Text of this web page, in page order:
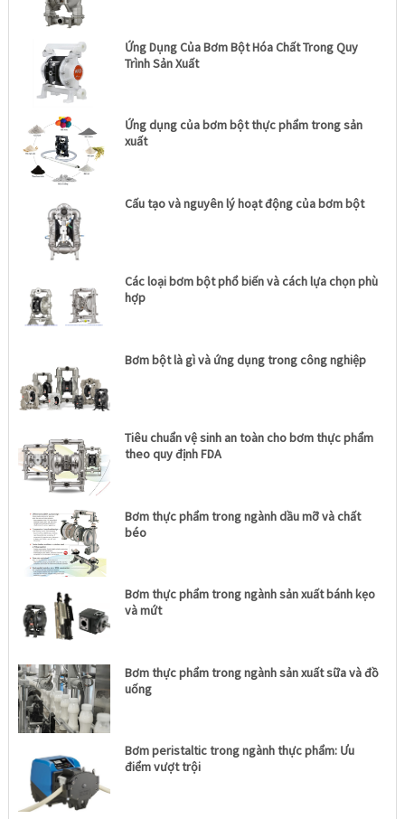
Ứng Dụng Của Bơm Bột Hóa Chất Trong Quy
Trình Sản Xuất
Ứng dụng của bơm bột thực phẩm trong sản
xuất
Cấu tạo và nguyên lý hoạt động của bơm bột
Các loại bơm bột phổ biến và cách lựa chọn phù
hợp
Bơm bột là gì và ứng dụng trong công nghiệp
Tiêu chuẩn vệ sinh an toàn cho bơm thực phẩm
theo quy định FDA
Bơm thực phẩm trong ngành dầu mỡ và chất
béo
Bơm thực phẩm trong ngành sản xuất bánh kẹo
và mứt
Bơm thực phẩm trong ngành sản xuất sữa và đồ
uống
Bơm peristaltic trong ngành thực phẩm: Ưu
điểm vượt trội